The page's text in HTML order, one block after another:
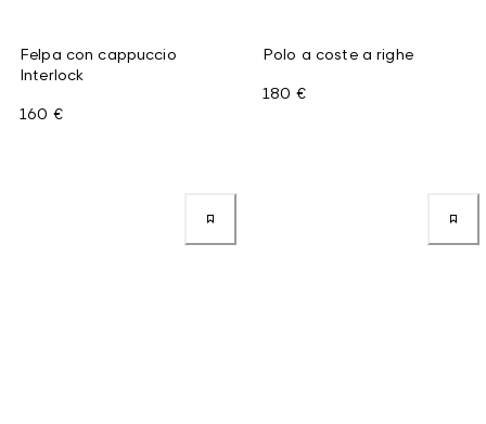
Felpa con cappuccio
Interlock
160 €
Polo a coste a righe
180 €